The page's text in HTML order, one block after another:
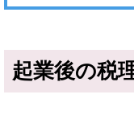
起業後の税